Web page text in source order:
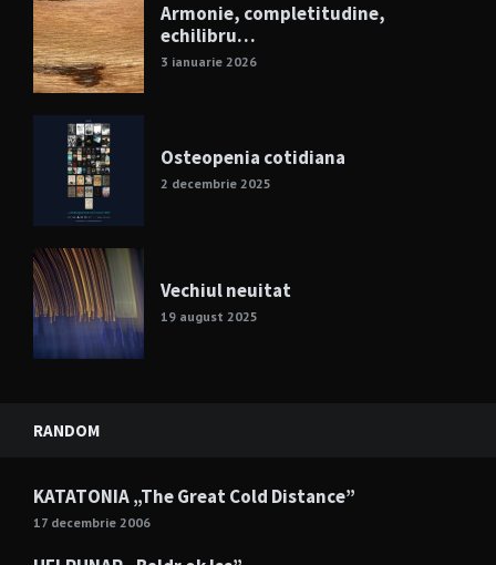
Armonie, completitudine,
echilibru…
3 ianuarie 2026
Osteopenia cotidiana
2 decembrie 2025
Vechiul neuitat
19 august 2025
RANDOM
KATATONIA „The Great Cold Distance”
17 decembrie 2006